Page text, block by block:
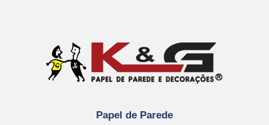
Papel de Parede